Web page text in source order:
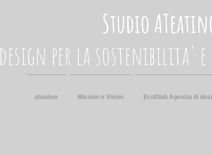
Studio
design per la sostenibilita'
ateatino Mission e Vision EcoDlab Agenzia di